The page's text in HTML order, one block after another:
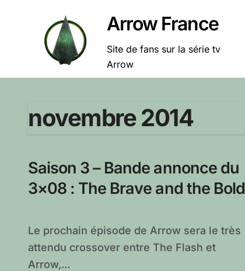
Arrow France
Site de fans sur la série tv
Arrow
novembre 2014
Saison 3 – Bande annonce du
3×08 : The Brave and the Bold
Le prochain épisode de Arrow sera le très
attendu crossover entre The Flash et
Arrow,...